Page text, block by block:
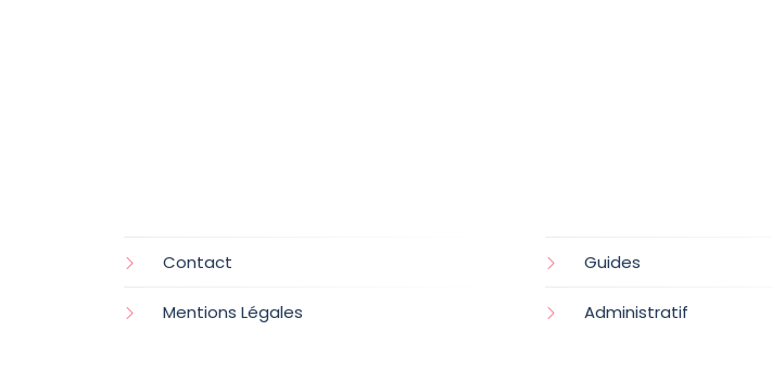
Contact
Mentions Légales
Guides
Administratif